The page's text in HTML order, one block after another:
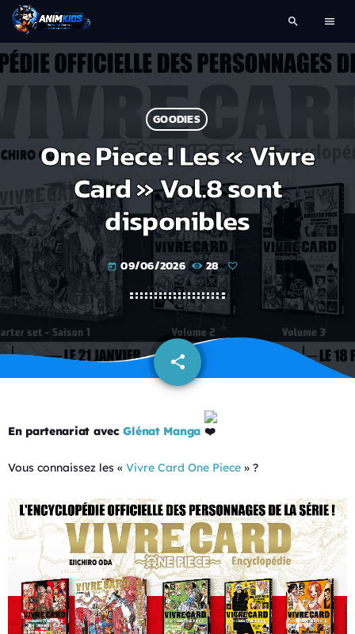
search menu
GOODIES
One Piece ! Les « Vivre
Card » Vol.8 sont
disponibles
today 09/06/2026 28
share
email
En partenariat avecGlénat Manga
Vous connaissez les « Vivre Card One Piece » ?